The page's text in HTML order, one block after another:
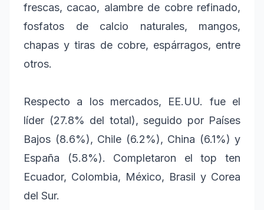
frescas, cacao, alambre de cobre refinado,
fosfatos de calcio naturales, mangos,
chapas y tiras de cobre, espárragos, entre
otros.
Respecto a los mercados, EE.UU. fue el
líder (27.8% del total), seguido por Países
Bajos (8.6%), Chile (6.2%), China (6.1%) y
España (5.8%). Completaron el top ten
Ecuador, Colombia, México, Brasil y Corea
del Sur.